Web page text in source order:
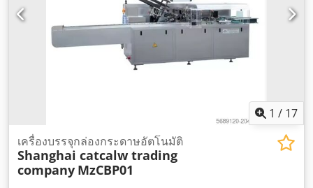
1 / 17
เครื่องบรรจุกล่องกระดาษอัตโนมัติ
Shanghai catcalw trading
company MzCBP01